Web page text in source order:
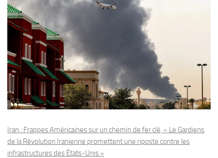
Iran : Frappes Américaines sur un chemin de fer clé, « Le Gardiens
de la Révolution Iranienne promettent une riposte contre les
infrastructures des États-Unis »